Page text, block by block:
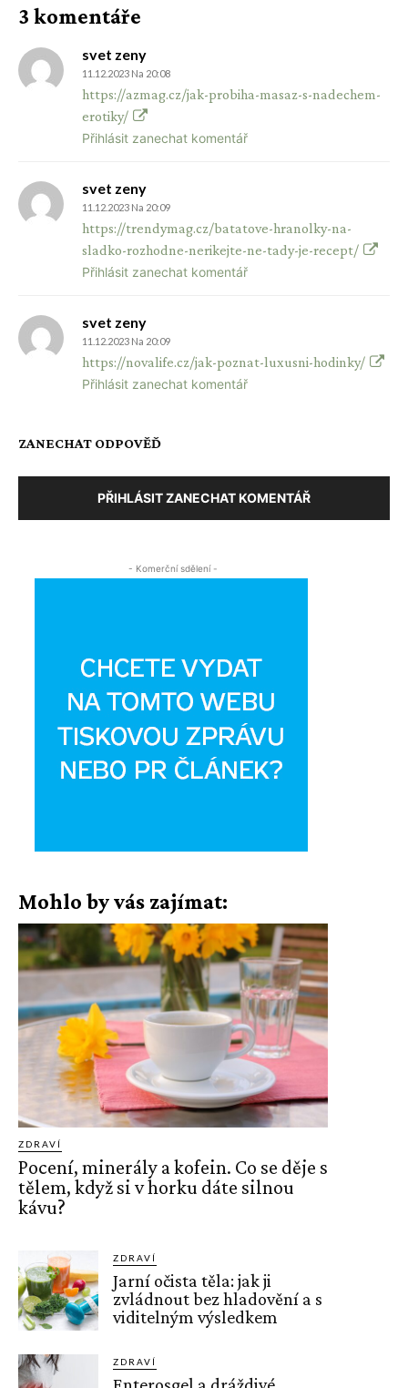
3 komentáře
svet zeny
11.12.2023 Na 20:08
https://azmag.cz/jak-probiha-masaz-s-nadechem-
erotiky/
Přihlásit zanechat komentář
svet zeny
11.12.2023 Na 20:09
https://trendymag.cz/batatove-hranolky-na-
sladko-rozhodne-nerikejte-ne-tady-je-recept/
Přihlásit zanechat komentář
svet zeny
11.12.2023 Na 20:09
https://novalife.cz/jak-poznat-luxusni-hodinky/
Přihlásit zanechat komentář
ZANECHAT ODPOVĚĎ
PŘIHLÁSIT ZANECHAT KOMENTÁŘ
- Komerční sdělení -
Mohlo by vás zajímat:
ZDRAVÍ
Pocení, minerály a kofein. Co se děje s
tělem, když si v horku dáte silnou
kávu?
ZDRAVÍ
Jarní očista těla: jak ji
zvládnout bez hladovění a s
viditelným výsledkem
ZDRAVÍ